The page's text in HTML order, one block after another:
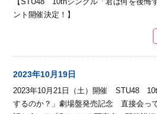
ント開催決定！】
2023年10月19日
2023年10月21日（土）開催 STU48
するのか？」劇場盤発売記念 直接会っ